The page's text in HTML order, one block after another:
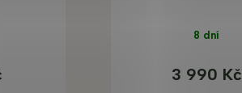
8 dní
3 990 Kč